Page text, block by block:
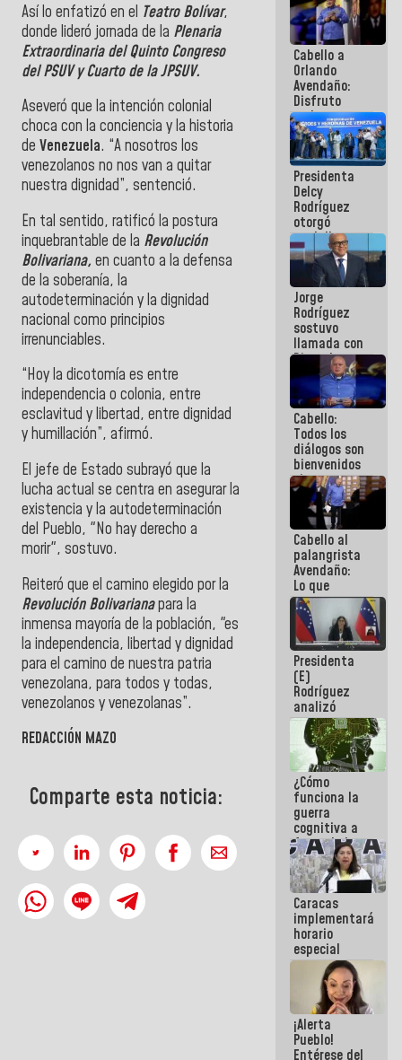
Así lo enfatizó en el Teatro Bolívar,
donde lideró jornada de la Plenaria
Extraordinaria del Quinto Congreso
del PSUV y Cuarto de la JPSUV.
Aseveró que la intención colonial
choca con la conciencia y la historia
de Venezuela. “A nosotros los
venezolanos no nos van a quitar
nuestra dignidad”, sentenció.
En tal sentido, ratificó la postura
inquebrantable de la Revolución
Bolivariana, en cuanto a la defensa
de la soberanía, la
autodeterminación y la dignidad
nacional como principios
irrenunciables.
“Hoy la dicotomía es entre
independencia o colonia, entre
esclavitud y libertad, entre dignidad
y humillación”, afirmó.
El jefe de Estado subrayó que la
lucha actual se centra en asegurar la
existencia y la autodeterminación
del Pueblo, "No hay derecho a
morir", sostuvo.
Reiteró que el camino elegido por la
Revolución Bolivarianapara la
inmensa mayoría de la población, "es
la independencia, libertad y dignidad
para el camino de nuestra patria
venezolana, para todos y todas,
venezolanos y venezolanas”.
REDACCIÓN MAZO
Comparte esta noticia:
Cabello a
Orlando
Avendaño:
Disfruto
cada vez
que escribes
porque lo
que haces
es
embarrarla
Presidenta
Delcy
Rodríguez
otorgó
medalla
"Héroe de
Venezuela"
a servidores
públicos
Jorge
Rodríguez
sostuvo
llamada con
Dinorah
Figuera y
acuerdan
primer
encuentro
presencial
para el
diálogo
Cabello:
Todos los
diálogos son
bienvenidos
siempre que
estén en el
marco de la
Constitución
de la
República
Cabello al
palangrista
Avendaño:
Lo que
vayas a
escribir
hazlo hoy
por que no
sabemos si
la semana
que viene
hay
programa
Presidenta
(E)
Rodríguez
analizó
junto a
gobernadores
planes de
recuperación
del Sistema
Eléctrico
Nacional
¿Cómo
funciona la
guerra
cognitiva a
favor de la
narrativa
hegemónica?
(1)
Caracas
implementará
horario
especial
para
adaptarse
al plan de
ahorro
energético
¡Alerta
Pueblo!
Entérese del